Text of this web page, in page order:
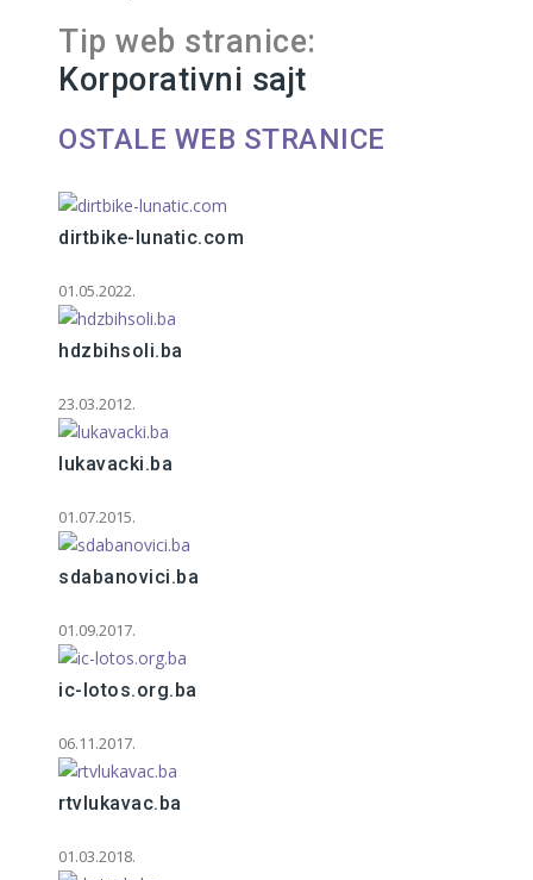
Tip web stranice:
Korporativni sajt
OSTALE WEB STRANICE
dirtbike-lunatic.com
01.05.2022.
hdzbihsoli.ba
23.03.2012.
lukavacki.ba
01.07.2015.
sdabanovici.ba
01.09.2017.
ic-lotos.org.ba
06.11.2017.
rtvlukavac.ba
01.03.2018.